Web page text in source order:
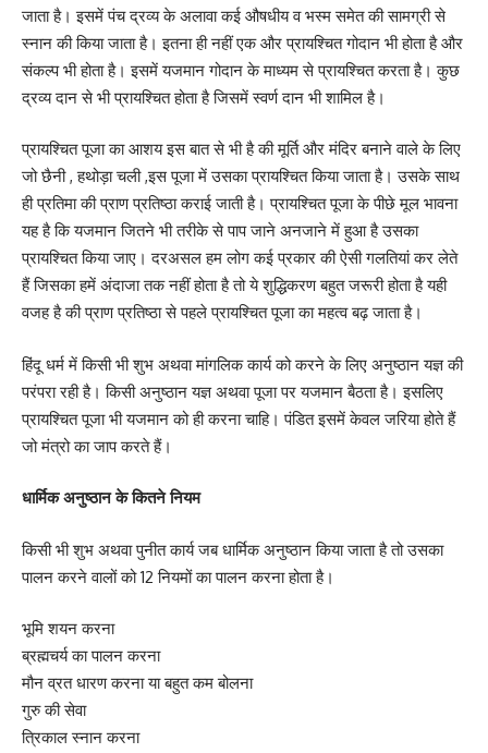
जाता है। इसमें पंच द्रव्य के अलावा कई औषधीय व भस्म समेत की सामग्री से
स्नान की किया जाता है। इतना ही नहीं एक और प्रायश्चित गोदान भी होता है और
संकल्प भी होता है। इसमें यजमान गोदान के माध्यम से प्रायश्चित करता है। कुछ
द्रव्य दान से भी प्रायश्चित होता है जिसमें स्वर्ण दान भी शामिल है।
प्रायश्चित पूजा का आशय इस बात से भी है की मूर्ति और मंदिर बनाने वाले के लिए
जो छैनी , हथोड़ा चली ,इस पूजा में उसका प्रायश्चित किया जाता है। उसके साथ
ही प्रतिमा की प्राण प्रतिष्ठा कराई जाती है। प्रायश्चित पूजा के पीछे मूल भावना
यह है कि यजमान जितने भी तरीके से पाप जाने अनजाने में हुआ है उसका
प्रायश्चित किया जाए। दरअसल हम लोग कई प्रकार की ऐसी गलतियां कर लेते
हैं जिसका हमें अंदाजा तक नहीं होता है तो ये शुद्धिकरण बहुत जरूरी होता है यही
वजह है की प्राण प्रतिष्ठा से पहले प्रायश्चित पूजा का महत्व बढ़ जाता है।
हिंदू धर्म में किसी भी शुभ अथवा मांगलिक कार्य को करने के लिए अनुष्ठान यज्ञ की
परंपरा रही है। किसी अनुष्ठान यज्ञ अथवा पूजा पर यजमान बैठता है। इसलिए
प्रायश्चित पूजा भी यजमान को ही करना चाहि। पंडित इसमें केवल जरिया होते हैं
जो मंत्रो का जाप करते हैं।
धार्मिक अनुष्ठान के कितने नियम
किसी भी शुभ अथवा पुनीत कार्य जब धार्मिक अनुष्ठान किया जाता है तो उसका
पालन करने वालों को 12 नियमों का पालन करना होता है।
भूमि शयन करना
ब्रह्मचर्य का पालन करना
मौन व्रत धारण करना या बहुत कम बोलना
गुरु की सेवा
त्रिकाल स्नान करना